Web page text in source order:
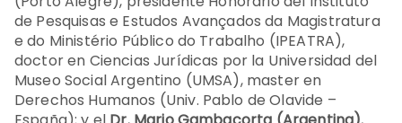
de Pesquisas e Estudos Avançados da Magistratura
e do Ministério Público do Trabalho (IPEATRA),
doctor en Ciencias Jurídicas por la Universidad del
Museo Social Argentino (UMSA), master en
Derechos Humanos (Univ. Pablo de Olavide –